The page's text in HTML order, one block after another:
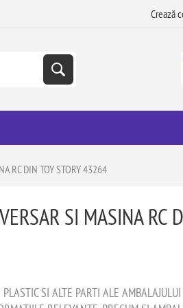
Crează
RC DIN TOY STORY 43264
SI MASINA RC
SI ALTE PARTI ALE